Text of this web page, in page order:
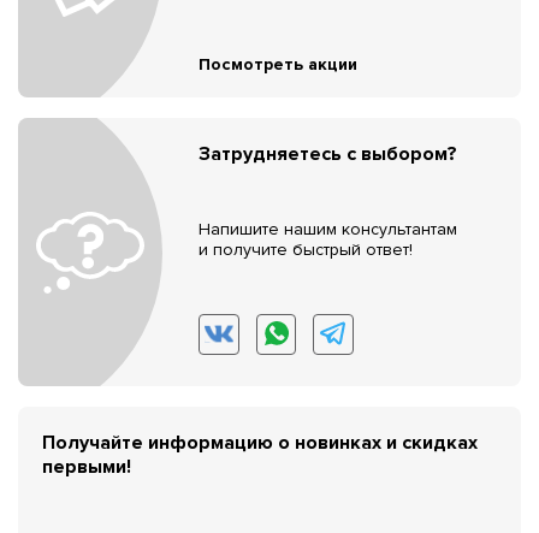
Посмотреть акции
Затрудняетесь с выбором?
Напишите нашим консультантам
и получите быстрый ответ!
Получайте информацию о новинках и скидках
первыми!